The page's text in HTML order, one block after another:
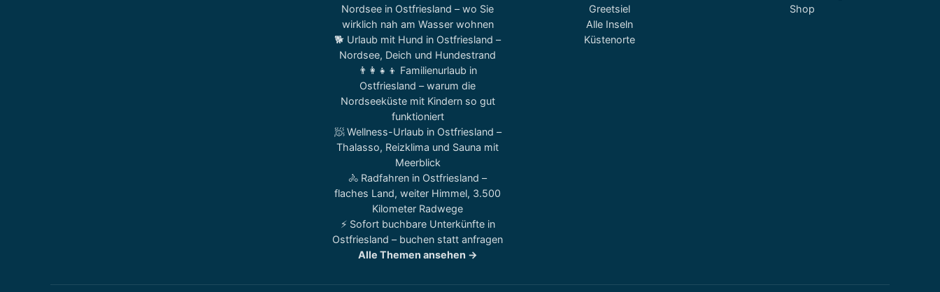
Nordsee in Ostfriesland – wo Sie
wirklich nah am Wasser wohnen
🐕 Urlaub mit Hund in Ostfriesland –
Nordsee, Deich und Hundestrand
👨‍👩‍👧‍👦 Familienurlaub in
Ostfriesland – warum die
Nordseeküste mit Kindern so gut
funktioniert
🧖 Wellness-Urlaub in Ostfriesland –
Thalasso, Reizklima und Sauna mit
Meerblick
🚴 Radfahren in Ostfriesland –
flaches Land, weiter Himmel, 3.500
Kilometer Radwege
⚡ Sofort buchbare Unterkünfte in
Ostfriesland – buchen statt anfragen
Alle Themen ansehen →
Greetsiel
Alle Inseln
Küstenorte
Shop